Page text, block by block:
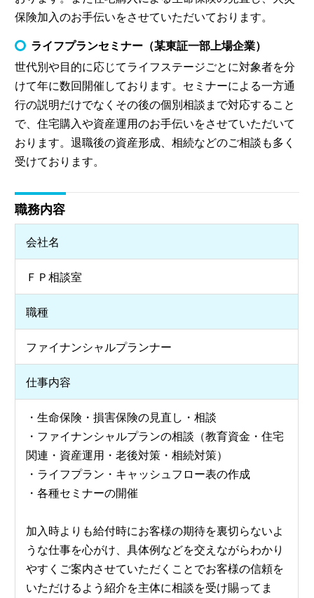
保険加入のお手伝いをさせていただいております。
ライフプランセミナー（某東証一部上場企業）
世代別や目的に応じてライフステージごとに対象者を分
けて年に数回開催しております。セミナーによる一方通
行の説明だけでなくその後の個別相談まで対応すること
で、住宅購入や資産運用のお手伝いをさせていただいて
おります。退職後の資産形成、相続などのご相談も多く
受けております。
職務内容
会社名
ＦＰ相談室
職種
ファイナンシャルプランナー
仕事内容
・生命保険・損害保険の見直し・相談
・ファイナンシャルプランの相談（教育資金・住宅
関連・資産運用・老後対策・相続対策）
・ライフプラン・キャッシュフロー表の作成
・各種セミナーの開催
加入時よりも給付時にお客様の期待を裏切らないよ
うな仕事を心がけ、具体例などを交えながらわかり
やすくご案内させていただくことでお客様の信頼を
いただけるよう紹介を主体に相談を受け賜ってま